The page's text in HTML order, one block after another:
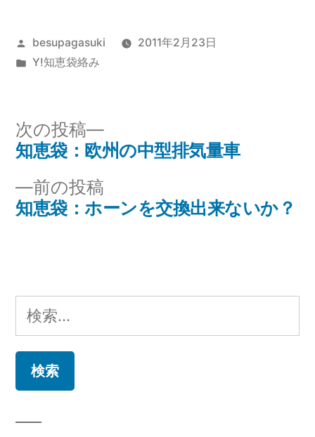
投
稿
besupagasuki
2011年2月23日
カ
ー:
Y!知恵袋絡み
投
稿
ナ
ゲ
シ
ョ
ン
前の投稿
の
知恵袋：ホーンを交換出来ないか？
次の投稿
次
の
知恵袋：欧州の中型排気量車
検
索: